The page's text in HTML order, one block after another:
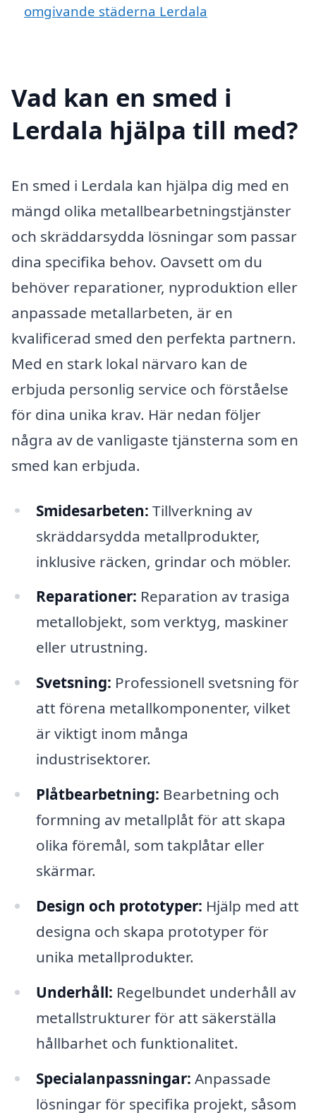
omgivande städerna Lerdala
Vad kan en smed i
Lerdala hjälpa till med?
En smed i Lerdala kan hjälpa dig med en
mängd olika metallbearbetningstjänster
och skräddarsydda lösningar som passar
dina specifika behov. Oavsett om du
behöver reparationer, nyproduktion eller
anpassade metallarbeten, är en
kvalificerad smed den perfekta partnern.
Med en stark lokal närvaro kan de
erbjuda personlig service och förståelse
för dina unika krav. Här nedan följer
några av de vanligaste tjänsterna som en
smed kan erbjuda.
Smidesarbeten: Tillverkning av
skräddarsydda metallprodukter,
inklusive räcken, grindar och möbler.
Reparationer: Reparation av trasiga
metallobjekt, som verktyg, maskiner
eller utrustning.
Svetsning: Professionell svetsning för
att förena metallkomponenter, vilket
är viktigt inom många
industrisektorer.
Plåtbearbetning: Bearbetning och
formning av metallplåt för att skapa
olika föremål, som takplåtar eller
skärmar.
Design och prototyper: Hjälp med att
designa och skapa prototyper för
unika metallprodukter.
Underhåll: Regelbundet underhåll av
metallstrukturer för att säkerställa
hållbarhet och funktionalitet.
Specialanpassningar: Anpassade
lösningar för specifika projekt, såsom